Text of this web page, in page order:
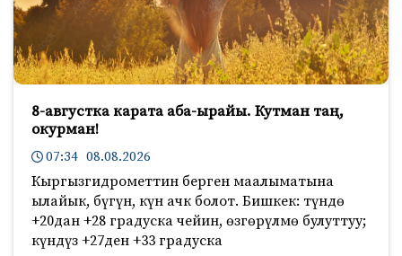
8-августка карата аба-ырайы. Кутман таң,
окурман!
07:34 08.08.2026
Кыргызгидрометтин берген маалыматына
ылайык, бүгүн, күн ачк болот. Бишкек: түндө
+20дан +28 градуска чейин, өзгөрүлмө булуттуу;
күндүз +27ден +33 градуска